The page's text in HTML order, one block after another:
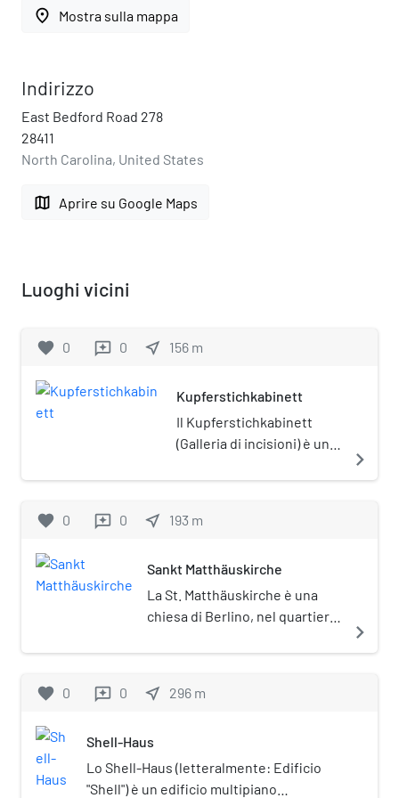
place Mostra sulla mappa
Indirizzo
East Bedford Road 278
28411
North Carolina, United States
map Aprire su Google Maps
Luoghi vicini
favorite 0 reviews 0 near_me 156 m
Kupferstichkabinett
Il Kupferstichkabinett
(Galleria di incisioni) è un
Kulturforum.
navigate_next
favorite 0 reviews 0 near_me 193 m
Sankt Matthäuskirche
La St. Matthäuskirche è una
chiesa di Berlino, nel quartiere
nell'area del Kulturforum, non
navigate_next
favorite 0 reviews 0 near_me 296 m
Shell-Haus
Lo Shell-Haus (letteralmente: Edificio
"Shell") è un edificio multipiano